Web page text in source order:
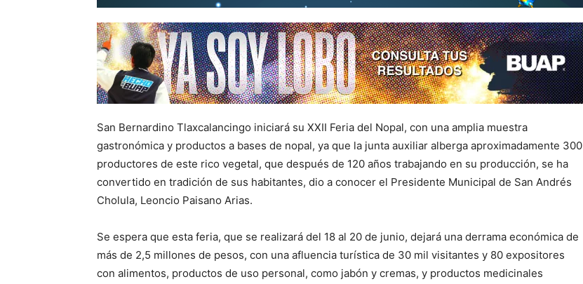
San Bernardino Tlaxcalancingo iniciará su XXII Feria del Nopal, con una amplia muestra
gastronómica y productos a bases de nopal, ya que la junta auxiliar alberga aproximadamente 300
productores de este rico vegetal, que después de 120 años trabajando en su producción, se ha
convertido en tradición de sus habitantes, dio a conocer el Presidente Municipal de San Andrés
Cholula, Leoncio Paisano Arias.
Se espera que esta feria, que se realizará del 18 al 20 de junio, dejará una derrama económica de
más de 2,5 millones de pesos, con una afluencia turística de 30 mil visitantes y 80 expositores
con alimentos, productos de uso personal, como jabón y cremas, y productos medicinales